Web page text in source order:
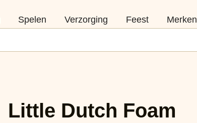
Spelen Verzorging Feest Merken
Little Dutch Foam